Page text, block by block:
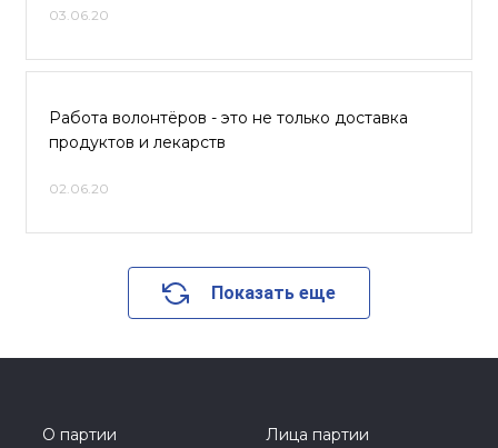
03.06.20
Работа волонтёров - это не только доставка
продуктов и лекарств
02.06.20
Показать еще
О партии
Лица партии